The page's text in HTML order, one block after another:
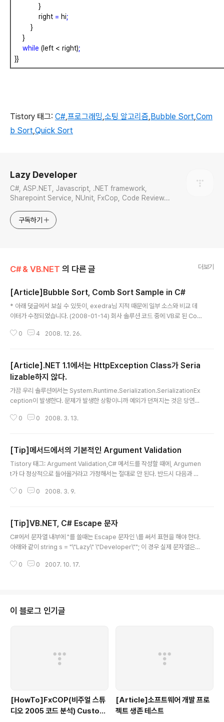
}
right = hi;
}
}
while (left < right);
}}
Tistory 태그: C#,프로그래밍,소팅 알고리즘,Bubble Sort,Com
b Sort,Quick Sort
Lazy Developer
C#, ASP.NET, Javascript, .NET framework,
Sharepoint Service, NUnit, FxCop, Code Review...
구독하기
C# & VB.NET 의 다른 글 더보기
[Article]Bubble Sort, Comb Sort Sample in C#
* 아래 덧글에서 보실 수 있듯이, exedra님 지적 때문에 일부 소스와 비교 데
이터가 수정되었습니다. (2008-01-14) 회사 솔루션 코드 중에 VB로 된 Co
인 Bubble Sort와 성능 차이가 얼마나 되나 비교도 해 봤습니다. Comb Sort
ric; using System.Linq; using System.Text; namespace SortingSa
mple { class Program { static void Main(stri..
0 4 2008. 12. 26.
[Article].NET 1.1에서는 HttpException Class가 Seria
lizable하지 않다.
가끔 우리 솔루션에서는 System.Runtime.Serialization.SerializationEx
ception이 발생한다. 문제가 발생한 상황이니까 예외가 던져지는 것은 당연하
다. 그리고 SerializationException은 다들 알다시피 객체가 Serialization/
컴포넌트에서 던져지고 있었다. 로깅 컴포넌트는 에러나 문제가 발생했을 때 그
정보를 파일에 기록하는 역할을 하는 COM+ 서버 타입 컴포넌트였다. 문제가
생긴 함수는 다..
0 0 2008. 3. 13.
[Tip]메서드에서의 기본적인 Argument Validation
Tistory 태그: Argument Validation,C# 메서드를 작성할 때에, Argumen
t가 다 정상적으로 들어올거라고 가정해서는 절대로 안 된다. 반드시 다음과 같
ment 가 null인지 검사해서, null이라면 NullArgumentException을 던져
void WriteXml(XmlWriter writer) { if (writer == null) { throw new Ar
gumentNullException("wr..
0 0 2008. 3. 9.
[Tip]VB.NET, C# Escape 문자
C#에서 문자열 내부에 "를 쓸때는 Escape 문자인 \를 써서 표현을 해야 한다.
아래와 같이 string s = "\"Lazy\" \"Developer\""; 이 경우 실제 문자열은
써서 똑같은 효과를 볼 수 있다. Dim str As String = """Lazy"" ""Develop
0 0 2007. 10. 17.
이 블로그 인기글
[HowTo]FxCOP(비주얼 스튜
디오 2005 코드 분석) Custom
[Article]소프트웨어 개발 프로
젝트 생존 테스트